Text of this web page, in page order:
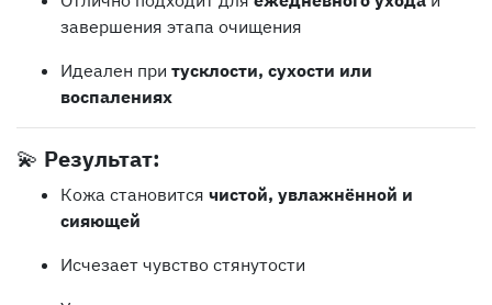
завершения этапа очищения
Идеален при тусклости, сухости или
воспалениях
💫 Результат:
Кожа становится чистой, увлажнённой и
сияющей
Исчезает чувство стянутости